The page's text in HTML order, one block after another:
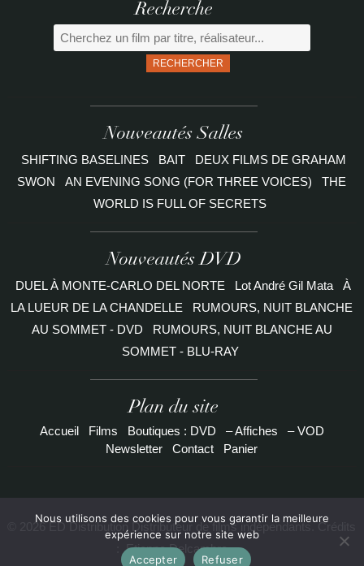
Recherche
RECHERCHER
Nouveautés Salles
SHIFTING BASELINES BAIT
DEUX FILMS DE GRAHAM
SWON
AN EVENING SONG (FOR THREE VOICES)
THE
WORLD IS FULL OF SECRETS
Nouveautés DVD
DUEL À MONTE-CARLO DEL NORTE Lot André Gil Mata
À
LA LUEUR DE LA CHANDELLE
RUMOURS, NUIT BLANCHE
AU SOMMET - DVD
RUMOURS, NUIT BLANCHE AU
SOMMET - BLU-RAY
Plan du site
Accueil Films Boutiques : DVD – Affiches
– VOD
Newsletter
Contact Panier
© 2026 ED Distribution Distributeur de films indépendants. Crédits
Etienne Delcambre
Nous utilisons des cookies pour vous garantir la meilleure
expérience sur notre site web
Accepter
Refuser